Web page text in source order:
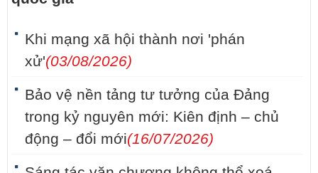
Khi mạng xã hội thành nơi 'phán
xử'(03/08/2026)
Bảo vệ nền tảng tư tưởng của Đảng
trong kỷ nguyên mới: Kiên định – chủ
động – đổi mới(16/07/2026)